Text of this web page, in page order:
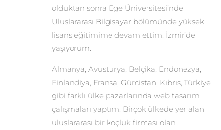
olduktan sonra Ege Üniversitesi’nde
Uluslararası Bilgisayar bölümünde yüksek
lisans eğitimime devam ettim. İzmir’de
yaşıyorum.
Almanya, Avusturya, Belçika, Endonezya,
Finlandiya, Fransa, Gürcistan, Kıbrıs, Türkiye
gibi farklı ülke pazarlarında web tasarım
çalışmaları yaptım. Birçok ülkede yer alan
uluslararası bir koçluk firması olan